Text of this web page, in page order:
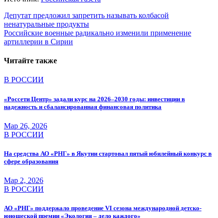
Навигация
по
записям
Депутат предложил запретить называть колбасой
ненатуральные продукты
Российские военные радикально изменили применение
артиллерии в Сирии
Читайте также
В РОССИИ
«Россети Центр» задали курс на 2026–2030 годы: инвестиции в
надежность и сбалансированная финансовая политика
Мар 26, 2026
В РОССИИ
На средства АО «РНГ» в Якутии стартовал пятый юбилейный конкурс в
сфере образования
Мар 2, 2026
В РОССИИ
АО «РНГ» поддержало проведение VI сезона международной детско-
юношеской премии «Экология – дело каждого»